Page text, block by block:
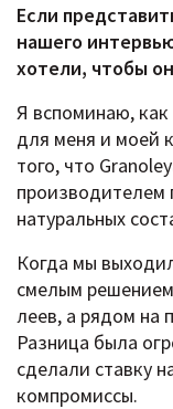
Если
нашего
хотели, чтобы
Я вспоминаю,
для меня и моей
того, что
производителем
натуральных
Когда мы
смелым
леев, а рядом на
Разница была
сделали ставку
компромиссы.